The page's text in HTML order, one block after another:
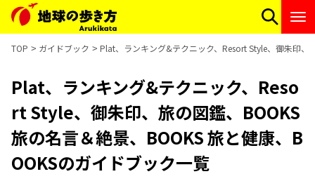
TOP ガイドブック Plat、ランキング&テクニック、Resort Style、御朱印、
Plat、ランキング&テクニック、Reso
rt Style、御朱印、旅の図鑑、BOOKS
旅の名言＆絶景、BOOKS 旅と健康、B
OOKSのガイドブック一覧